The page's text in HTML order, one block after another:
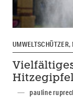
pauline